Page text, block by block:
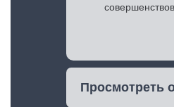
Просмотреть